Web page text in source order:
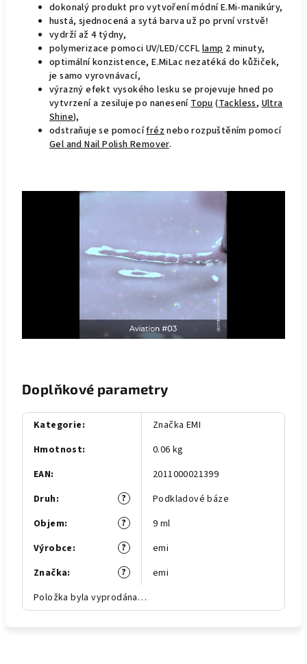
dokonalý produkt pro vytvoření módní E.Mi-manikúry,
hustá, sjednocená a sytá barva už po první vrstvě!
vydrží až 4 týdny,
polymerizace pomoci UV/LED/CCFLlamp2 minuty,
optimální konzistence, E.MiLac nezatéká do kůžiček,
je samo vyrovnávací,
výrazný efekt vysokého lesku se projevuje hned po
vytvrzení a zesiluje po naneseníTopu(Tackless,Ultra
Shine),
odstraňuje se pomocífréznebo rozpuštěním pomocí
Gel and Nail Polish Remover.
Doplňkové parametry
Kategorie:
Značka EMI
Hmotnost:
0.06 kg
EAN:
2011000021399
?
Druh:
Podkladové báze
?
Objem:
9 ml
?
Výrobce:
emi
?
Značka:
emi
Položka byla vyprodána…